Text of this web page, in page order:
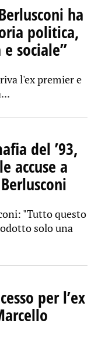
ha
politica,
sociale”
l'ex premier e
del ’93,
accuse a
"Tutto questo
solo una
per l’ex